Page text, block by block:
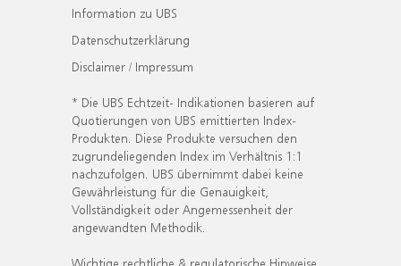
Information zu UBS
Datenschutzerklärung
Disclaimer / Impressum
* Die UBS Echtzeit- Indikationen basieren auf
Quotierungen von UBS emittierten Index-
Produkten. Diese Produkte versuchen den
zugrundeliegenden Index im Verhältnis 1:1
nachzufolgen. UBS übernimmt dabei keine
Gewährleistung für die Genauigkeit,
Vollständigkeit oder Angemessenheit der
angewandten Methodik.